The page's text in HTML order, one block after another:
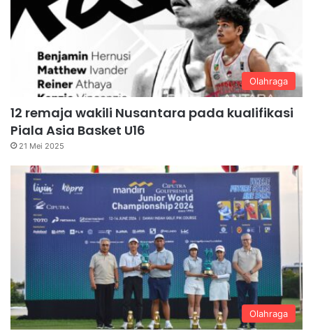
Olahraga
12 remaja wakili Nusantara pada kualifikasi
Piala Asia Basket U16
21 Mei 2025
Olahraga